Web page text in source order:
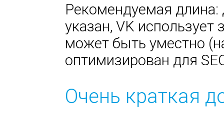
Рекомендуемая длина:
указан, VK использует
может быть уместно
оптимизирован для
Очень краткая